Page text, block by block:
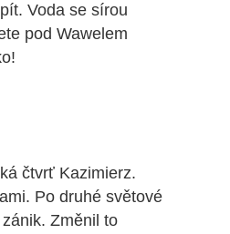
Voda se sírou
pod Wawelem
čtvrť Kazimierz.
Po druhé světové
Změnil to